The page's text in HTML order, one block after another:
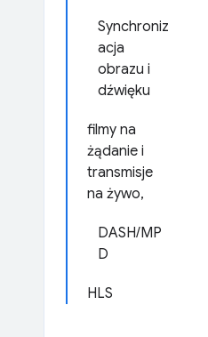
Synchroniz
acja
obrazu i
dźwięku
filmy na
żądanie i
transmisje
na żywo,
DASH/MP
D
HLS